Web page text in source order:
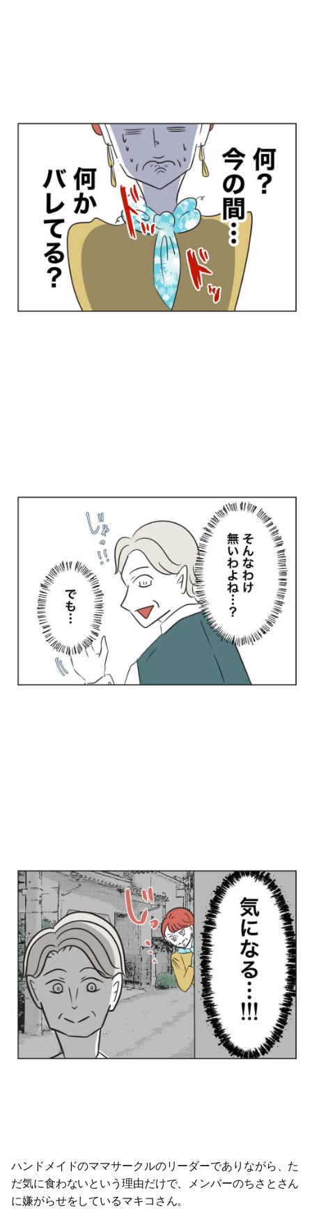
ハンドメイドのママサークルのリーダーでありながら、た
だ気に食わないという理由だけで、メンバーのちさとさん
に嫌がらせをしているマキコさん。